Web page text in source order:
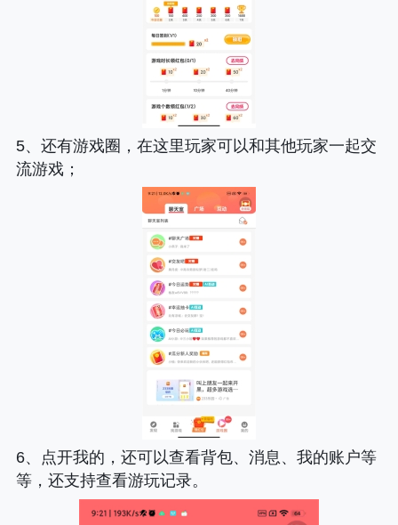
5、还有游戏圈，在这里玩家可以和其他玩家一起交
流游戏；
6、点开我的，还可以查看背包、消息、我的账户等
等，还支持查看游玩记录。